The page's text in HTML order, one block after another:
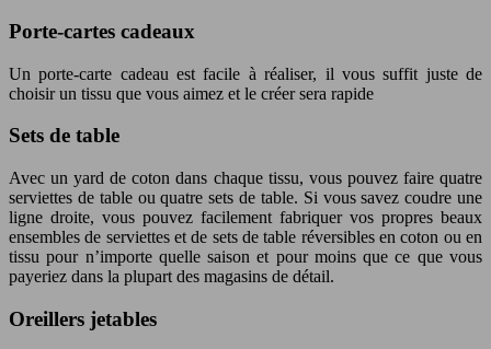
Porte-cartes cadeaux
Un porte-carte cadeau est facile à réaliser, il vous suffit juste de
choisir un tissu que vous aimez et le créer sera rapide
Sets de table
Avec un yard de coton dans chaque tissu, vous pouvez faire quatre
serviettes de table ou quatre sets de table. Si vous savez coudre une
ligne droite, vous pouvez facilement fabriquer vos propres beaux
ensembles de serviettes et de sets de table réversibles en coton ou en
tissu pour n’importe quelle saison et pour moins que ce que vous
payeriez dans la plupart des magasins de détail.
Oreillers jetables